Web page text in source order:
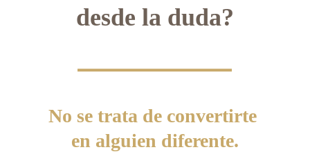
desde la duda?
No se trata de convertirte
en alguien diferente.